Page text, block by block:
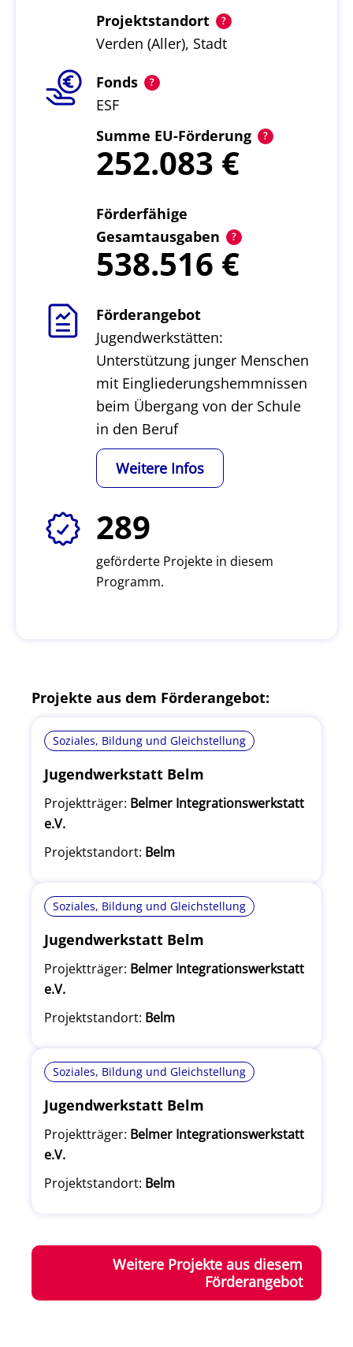
Projektstandort
Verden (Aller), Stadt
Fonds
ESF
Summe EU-Förderung
252.083
Förderfähige
Gesamtausgaben
538.516
Förderangebot
Jugendwerkstätten:
Unterstützung junger Menschen
mit Eingliederungshemmnissen
beim Übergang von der Schule
in den Beruf
Weitere Infos
289
geförderte Projekte in diesem
Programm.
Projekte aus dem Förderangebot:
Soziales, Bildung und Gleichstellung
Jugendwerkstatt Belm
Projektträger: Belmer Integrationswerkstatt
e.V.
Projektstandort: Belm
Soziales, Bildung und Gleichstellung
Jugendwerkstatt Belm
Projektträger: Belmer Integrationswerkstatt
e.V.
Projektstandort: Belm
Soziales, Bildung und Gleichstellung
Jugendwerkstatt Belm
Projektträger: Belmer Integrationswerkstatt
e.V.
Projektstandort: Belm
Weitere Projekte aus diesem
Förderangebot